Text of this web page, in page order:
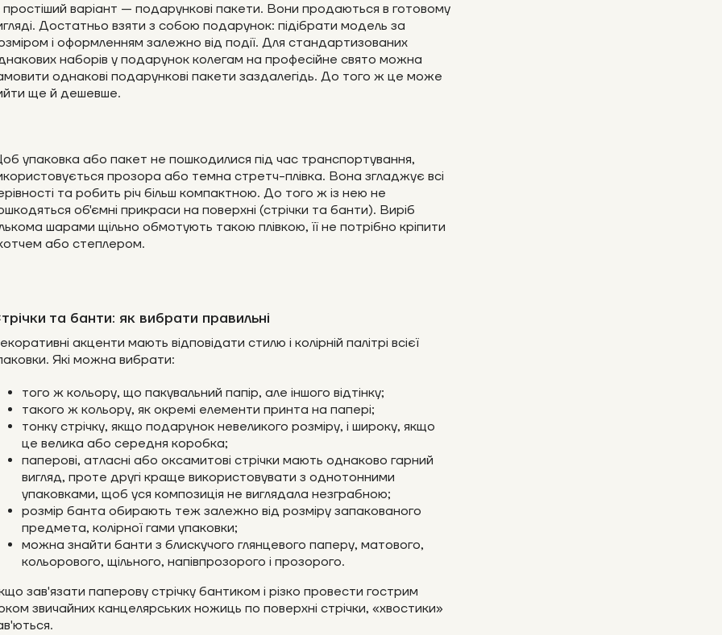
варіант — подарункові пакети. Вони продаються в готовому
Достатньо взяти з собою подарунок: підібрати модель за
і оформленням залежно від події. Для стандартизованих
наборів у подарунок колегам на професійне свято можна
однакові подарункові пакети заздалегідь. До того ж це може
ще й дешевше.
упаковка або пакет не пошкодилися під час транспортування,
прозора або темна стретч-плівка. Вона згладжує всі
та робить річ більш компактною. До того ж із нею не
об'ємні прикраси на поверхні (стрічки та банти). Виріб
шарами щільно обмотують такою плівкою, її не потрібно кріпити
або степлером.
та банти: як вибрати правильні
акценти мають відповідати стилю і колірній палітрі всієї
Які можна вибрати:
того ж кольору, що пакувальний папір, але іншого відтінку;
такого ж кольору, як окремі елементи принта на папері;
тонку стрічку, якщо подарунок невеликого розміру, і широку, якщо
це велика або середня коробка;
паперові, атласні або оксамитові стрічки мають однаково гарний
вигляд, проте другі краще використовувати з однотонними
упаковками, щоб уся композиція не виглядала незграбною;
розмір банта обирають теж залежно від розміру запакованого
предмета, колірної гами упаковки;
можна знайти банти з блискучого глянцевого паперу, матового,
кольорового, щільного, напівпрозорого і прозорого.
зав'язати паперову стрічку бантиком і різко провести гострим
звичайних канцелярських ножиць по поверхні стрічки, «хвостики»